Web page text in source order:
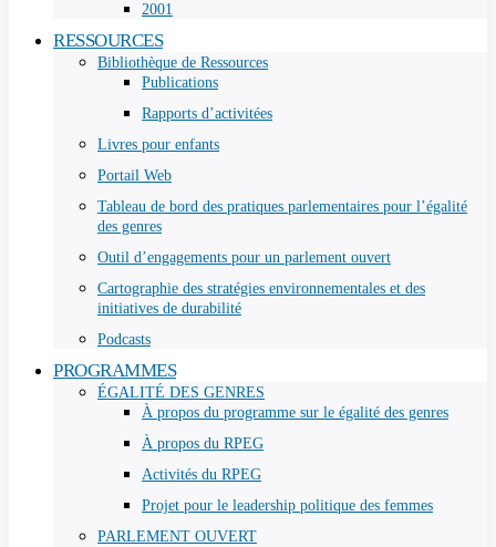
2001
RESSOURCES
Bibliothèque de Ressources
Publications
Rapports d’activitées
Livres pour enfants
Portail Web
Tableau de bord des pratiques parlementaires pour l’égalité
des genres
Outil d’engagements pour un parlement ouvert
Cartographie des stratégies environnementales et des
initiatives de durabilité
Podcasts
PROGRAMMES
ÉGALITÉ DES GENRES
À propos du programme sur le égalité des genres
À propos du RPEG
Activités du RPEG
Projet pour le leadership politique des femmes
PARLEMENT OUVERT